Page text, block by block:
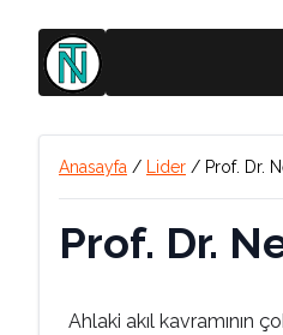
Anasayfa / Lider / Prof. Dr.
Prof. Dr.
Ahlaki akıl kavramının